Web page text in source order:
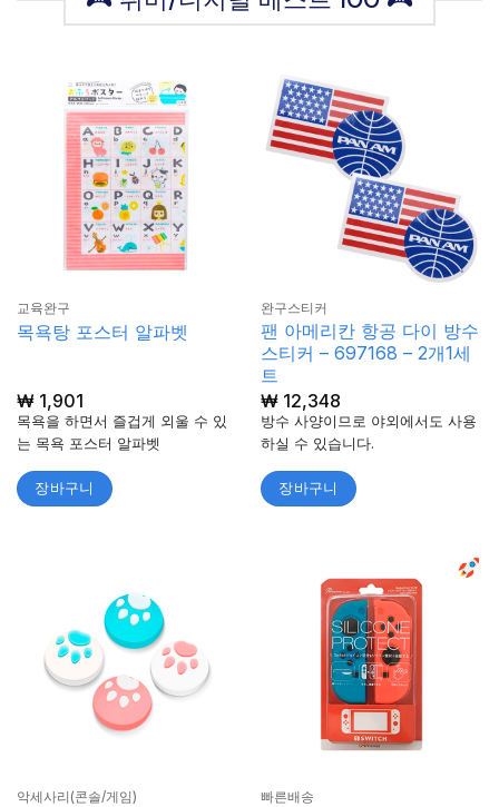
교육완구
목욕탕 포스터 알파벳
₩1,901
목욕을 하면서 즐겁게 외울 수 있
는 목욕 포스터 알파벳
장바구니
완구스티커
팬 아메리칸 항공 다이 방수
스티커 – 697168 – 2개1세
트
₩12,348
방수 사양이므로 야외에서도 사용
하실 수 있습니다.
장바구니
악세사리(콘솔/게임) 빠른배송